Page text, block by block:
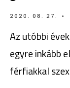
2020. 08. 27. •
Az utóbbi
egyre inkább
férfiakkal